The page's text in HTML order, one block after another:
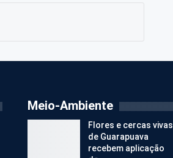
Meio-Ambiente
Flores e cercas vivas
de Guarapuava
recebem aplicação